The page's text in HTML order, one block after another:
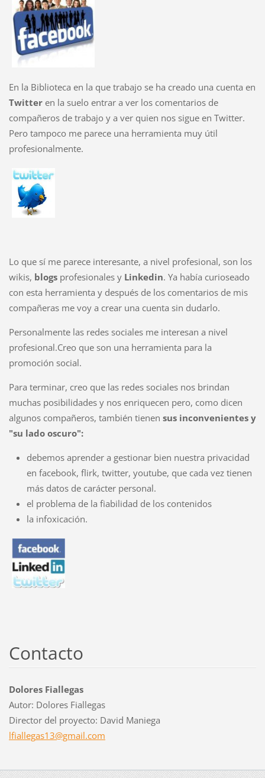
En la Biblioteca en la que trabajo se ha creado una cuenta en
Twitteren la suelo entrar a ver los comentarios de
compañeros de trabajo y a ver quien nos sigue en Twitter.
Pero tampoco me parece una herramienta muy útil
profesionalmente.
Lo que sí me parece interesante, a nivel profesional, son los
wikis, blogs profesionales y Linkedin. Ya había curioseado
con esta herramienta y después de los comentarios de mis
compañeras me voy a crear una cuenta sin dudarlo.
Personalmente las redes sociales me interesan a nivel
profesional.Creo que son una herramienta para la
promoción social.
Para terminar, creo que las redes sociales nos brindan
muchas posibilidades y nos enriquecen pero, como dicen
algunos compañeros, también tienen sus inconvenientes y
"su lado oscuro":
debemos aprender a gestionar bien nuestra privacidad
en facebook, flirk, twitter, youtube, que cada vez tienen
más datos de carácter personal.
el problema de la fiabilidad de los contenidos
la infoxicación.
Contacto
Dolores Fiallegas
Autor: Dolores Fiallegas
Director del proyecto: David Maniega
lfiallegas13@gmail.com